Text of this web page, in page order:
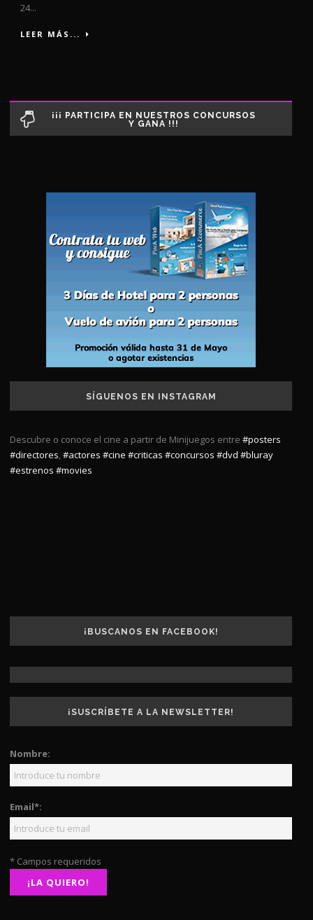
24...
LEER MÁS...
¡¡¡ PARTICIPA EN NUESTROS CONCURSOS
Y GANA !!!
SÍGUENOS EN INSTAGRAM
Descubre o conoce el cine a partir de Minijuegos entre #posters
#directores,#actores #cine #criticas #concursos #dvd #bluray
#estrenos #movies
¡BUSCANOS EN FACEBOOK!
¡SUSCRÍBETE A LA NEWSLETTER!
Nombre:
Email*:
* Campos requeridos